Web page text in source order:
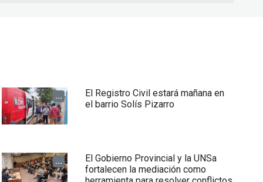
...
El Registro Civil estará mañana en
el barrio Solís Pizarro
...
El Gobierno Provincial y la UNSa
fortalecen la mediación como